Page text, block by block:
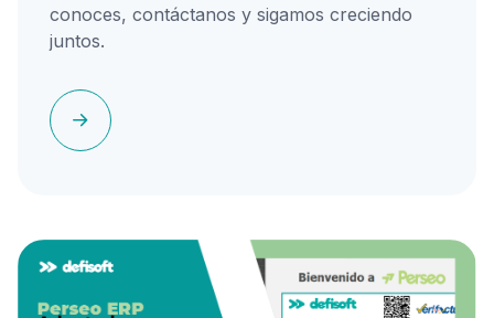
conoces, contáctanos y sigamos creciendo
juntos.